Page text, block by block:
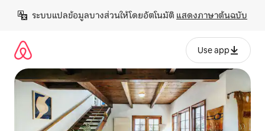
เนื้อหา
ระบบแปลข้อมูลบางส่วนให้โดยอัตโนมัติ แสดงภาษาต้นฉบับ
Use app